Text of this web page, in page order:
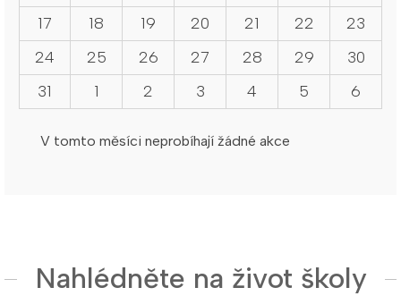
17
18 19 20 21 22
23
24
25 26 27 28 29
30
31
1 2 3 4 5 6
V tomto měsíci neprobíhají žádné akce
Nahlédněte na život školy